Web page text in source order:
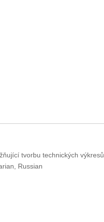
tvorbu technických výkresů.
Russian